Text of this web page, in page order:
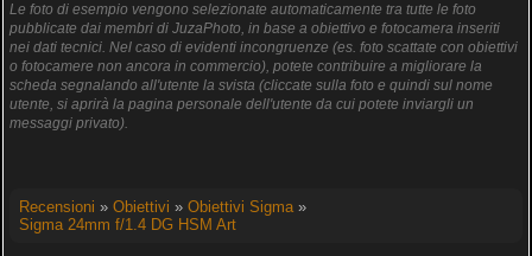
Le foto di esempio vengono selezionate automaticamente tra tutte le foto
pubblicate dai membri di JuzaPhoto, in base a obiettivo e fotocamera inseriti
nei dati tecnici. Nel caso di evidenti incongruenze (es. foto scattate con obiettivi
o fotocamere non ancora in commercio), potete contribuire a migliorare la
scheda segnalando all'utente la svista (cliccate sulla foto e quindi sul nome
utente, si aprirà la pagina personale dell'utente da cui potete inviargli un
messaggi privato).
Recensioni » Obiettivi » Obiettivi Sigma»
Sigma 24mm f/1.4 DG HSM Art